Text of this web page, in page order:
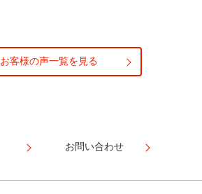
お客様の声一覧を見る
お問い合わせ